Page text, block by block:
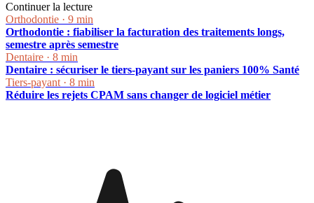
Continuer la lecture
Orthodontie · 9 min
Orthodontie : fiabiliser la facturation des traitements longs,
semestre après semestre
Dentaire · 8 min
Dentaire : sécuriser le tiers-payant sur les paniers 100% Santé
Tiers-payant · 8 min
Réduire les rejets CPAM sans changer de logiciel métier